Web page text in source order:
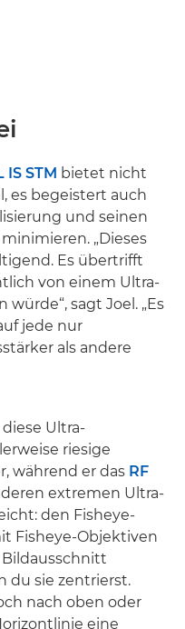
IS STM bietet nicht
es begeistert auch
und seinen
„Dieses
Es übertrifft
von einem Ultra-
sagt Joel. „Es
jede nur
als andere
Ultra-
riesige
während er das RF
extremen Ultra-
den Fisheye-
Fisheye-Objektiven
Bildausschnitt
du sie zentrierst.
nach oben oder
eine